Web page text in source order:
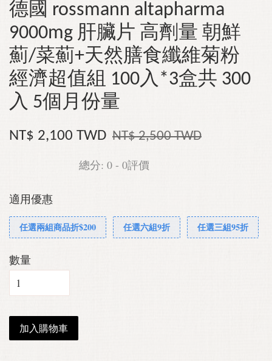
德國 rossmann altapharma
9000mg 肝臟片 高劑量 朝鮮
薊/菜薊+天然膳食纖維菊粉
經濟超值組 100入*3盒共 300
入 5個月份量
NT$ 2,100 TWD NT$ 2,500 TWD
總分: 0 - 0評價
適用優惠
任選兩組商品折$200 任選六組9折 任選三組95折
數量
加入購物車